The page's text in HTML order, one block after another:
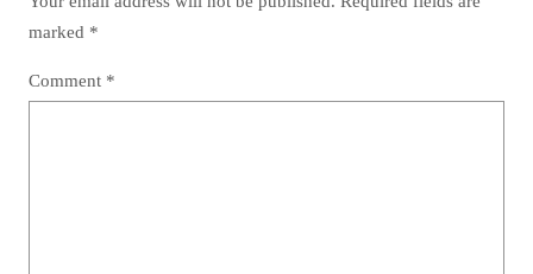
marked *
Comment *